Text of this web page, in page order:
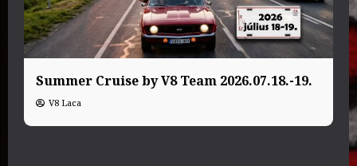
Summer Cruise by V8 Team 2026.07.18.-19.
V8 Laca